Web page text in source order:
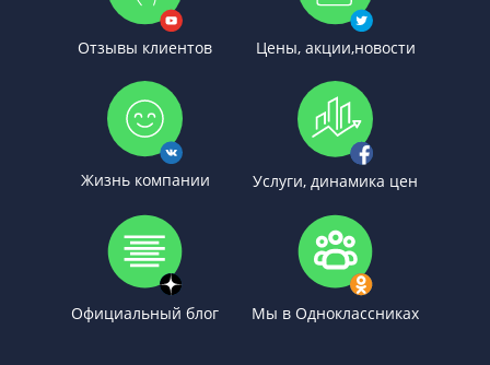
Отзывы клиентов Цены, акции,новости
Жизнь компании Услуги, динамика цен
Официальный блог Мы в Одноклассниках